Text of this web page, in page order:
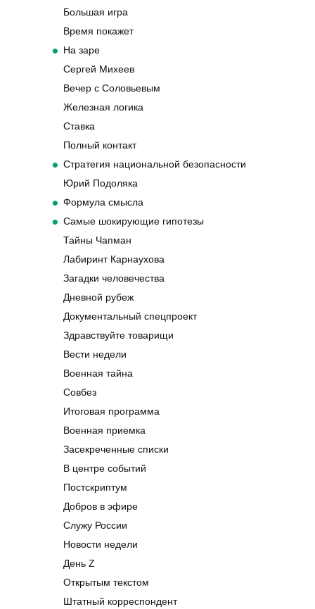
Большая игра
Время покажет
На заре
Сергей Михеев
Вечер с Соловьевым
Железная логика
Ставка
Полный контакт
Стратегия национальной безопасности
Юрий Подоляка
Формула смысла
Самые шокирующие гипотезы
Тайны Чапман
Лабиринт Карнаухова
Загадки человечества
Дневной рубеж
Документальный спецпроект
Здравствуйте товарищи
Вести недели
Военная тайна
Совбез
Итоговая программа
Военная приемка
Засекреченные списки
В центре событий
Постскриптум
Добров в эфире
Служу России
Новости недели
День Z
Открытым текстом
Штатный корреспондент